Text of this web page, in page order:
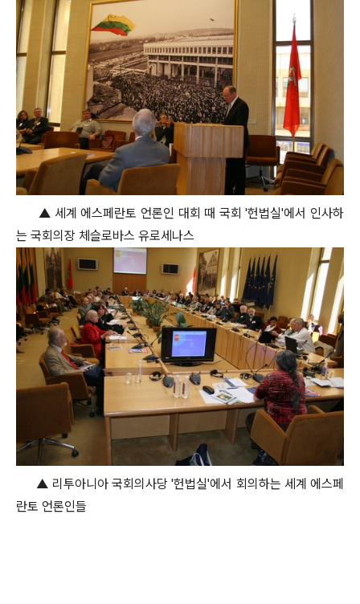
▲ 세계 에스페란토 언론인 대회 때 국회 '헌법실'에서 인사하
는 국회의장 체슬로바스 유로세나스
▲ 리투아니아 국회의사당 '헌법실'에서 회의하는 세계 에스페
란토 언론인들